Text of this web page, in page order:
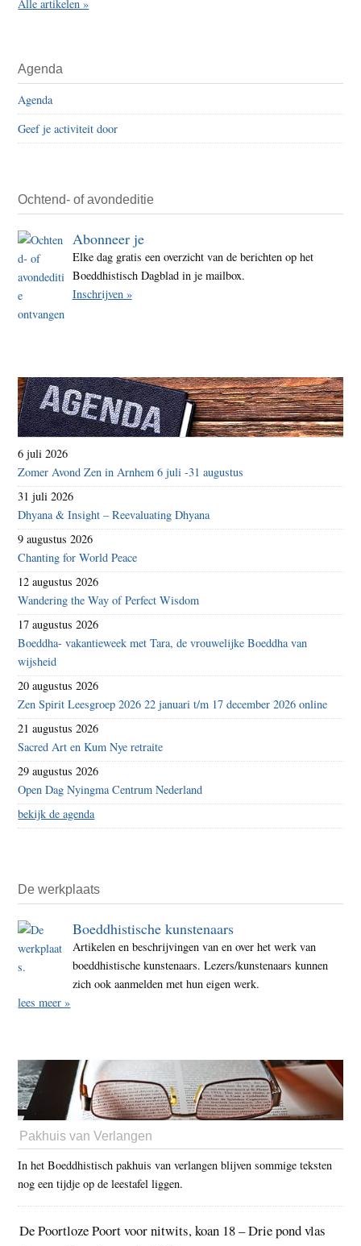
Alle artikelen »
Agenda
Agenda
Geef je activiteit door
Ochtend- of avondeditie
Abonneer je
Elke dag gratis een overzicht van de berichten op het
Boeddhistisch Dagblad in je mailbox.
Inschrijven »
6 juli 2026
Zomer Avond Zen in Arnhem 6 juli -31 augustus
31 juli 2026
Dhyana & Insight – Reevaluating Dhyana
9 augustus 2026
Chanting for World Peace
12 augustus 2026
Wandering the Way of Perfect Wisdom
17 augustus 2026
Boeddha- vakantieweek met Tara, de vrouwelijke Boeddha van
wijsheid
20 augustus 2026
Zen Spirit Leesgroep 2026 22 januari t/m 17 december 2026 online
21 augustus 2026
Sacred Art en Kum Nye retraite
29 augustus 2026
Open Dag Nyingma Centrum Nederland
bekijk de agenda
De werkplaats
Boeddhistische kunstenaars
Artikelen en beschrijvingen van en over het werk van
boeddhistische kunstenaars. Lezers/kunstenaars kunnen
zich ook aanmelden met hun eigen werk.
lees meer »
Pakhuis van Verlangen
In het Boeddhistisch pakhuis van verlangen blijven sommige teksten
nog een tijdje op de leestafel liggen.
De Poortloze Poort voor nitwits, koan 18 – Drie pond vlas